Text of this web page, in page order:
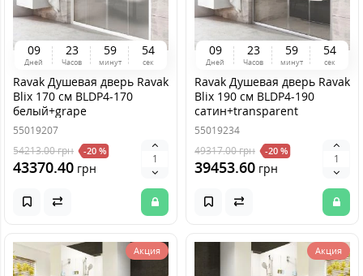
09
Дней
23
Часов
59
минут
54
сек
Ravak Душевая дверь Ravak
Blix 170 см BLDP4-170
белый+grape
55019207
54213.00грн -20 %
43370.40 грн
09
Дней
23
Часов
59
минут
54
сек
Ravak Душевая дверь Ravak
Blix 190 см BLDP4-190
сатин+transparent
55019234
49317.00грн -20 %
39453.60 грн
Акция Акция